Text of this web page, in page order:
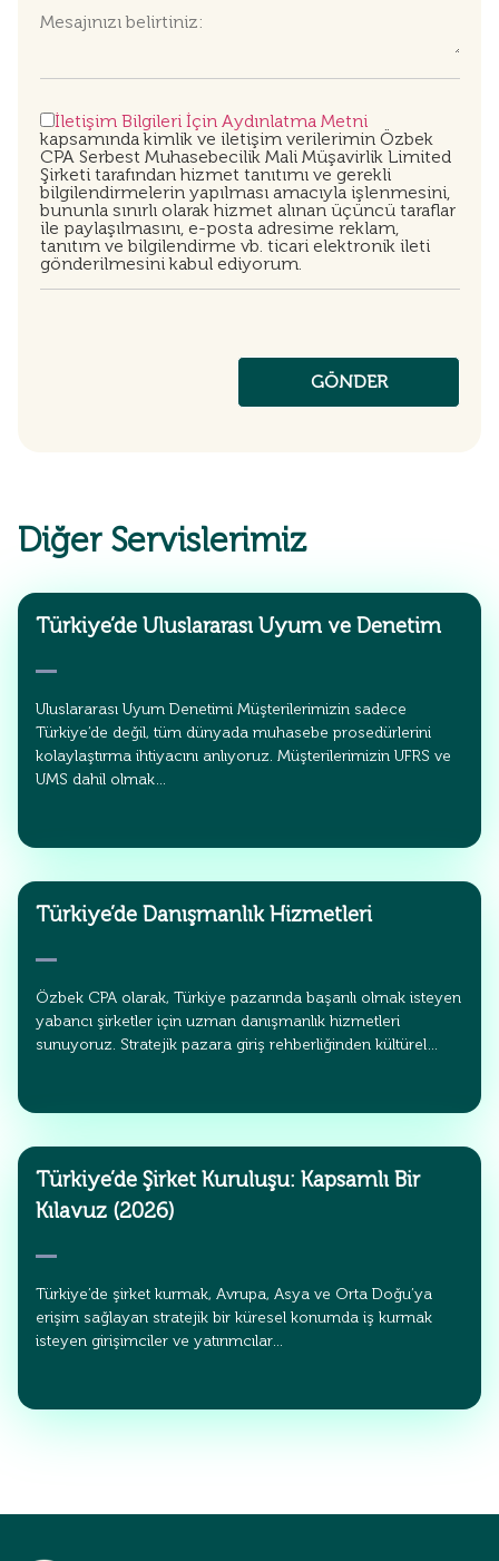
İletişim Bilgileri İçin Aydınlatma Metni
kapsamında kimlik ve iletişim verilerimin Özbek
CPA Serbest Muhasebecilik Mali Müşavirlik Limited
Şirketi tarafından hizmet tanıtımı ve gerekli
bilgilendirmelerin yapılması amacıyla işlenmesini,
bununla sınırlı olarak hizmet alınan üçüncü taraflar
ile paylaşılmasını, e-posta adresime reklam,
tanıtım ve bilgilendirme vb. ticari elektronik ileti
gönderilmesini kabul ediyorum.
Diğer Servislerimiz
Türkiye’de Uluslararası Uyum ve Denetim
Uluslararası Uyum Denetimi Müşterilerimizin sadece
Türkiye’de değil, tüm dünyada muhasebe prosedürlerini
kolaylaştırma ihtiyacını anlıyoruz. Müşterilerimizin UFRS ve
UMS dahil olmak…
Türkiye’de Danışmanlık Hizmetleri
Özbek CPA olarak, Türkiye pazarında başarılı olmak isteyen
yabancı şirketler için uzman danışmanlık hizmetleri
sunuyoruz. Stratejik pazara giriş rehberliğinden kültürel…
Türkiye’de Şirket Kuruluşu: Kapsamlı Bir
Kılavuz (2026)
Türkiye’de şirket kurmak, Avrupa, Asya ve Orta Doğu’ya
erişim sağlayan stratejik bir küresel konumda iş kurmak
isteyen girişimciler ve yatırımcılar…